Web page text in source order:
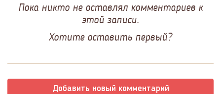
Пока никто не оставлял комментариев к
этой записи.
Хотите оставить первый?
Добавить новый комментарий